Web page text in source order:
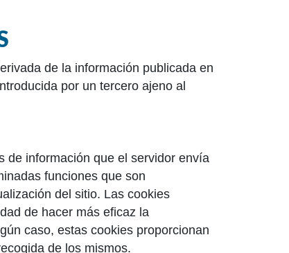
de la información publicada en
por un tercero ajeno al
de información que el servidor envía
funciones que son
del sitio. Las cookies
de hacer más eficaz la
caso, estas cookies proporcionan
de los mismos.